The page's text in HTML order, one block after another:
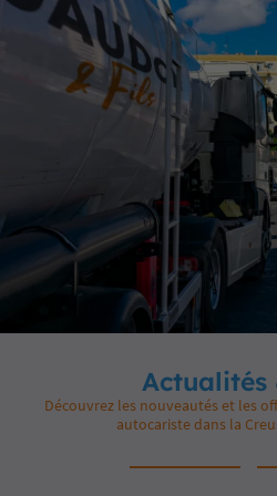
Actualités
Découvrez les nouveautés et les
autocariste dans la